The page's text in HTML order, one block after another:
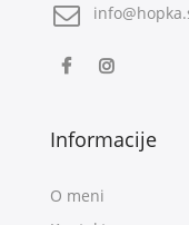
Informacije
O meni